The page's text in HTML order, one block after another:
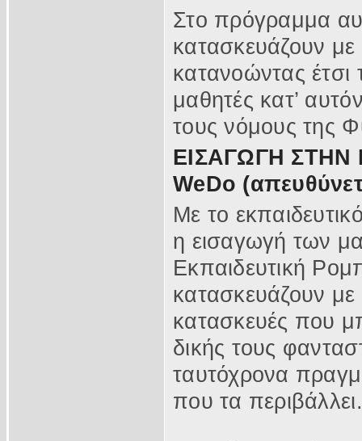
Στο πρόγραμμα
κατασκευάζουν με
κατανοώντας έτσι
μαθητές κατ’
τους νόμους της
ΕΙΣΑΓΩΓΗ ΣΤΗΝ
WeDo
Με το
η εισαγωγή των
Εκπαιδευτική
κατασκευάζουν με
κατασκευές που
δικής τους
ταυτόχρονα
που τα περιβάλλει.